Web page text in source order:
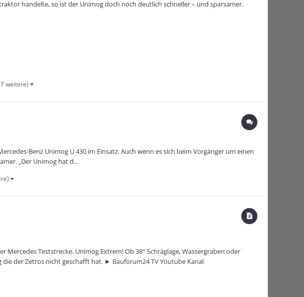
handelte, so ist der Unimog doch noch deutlich schneller – und sparsamer.
weitere)
Benz Unimog U 430 im Einsatz. Auch wenn es sich beim Vorgänger um einen
„Der Unimog hat d...
Mercedes Teststrecke. Unimog Extrem! Ob 38° Schräglage, Wassergraben oder
der Zetros nicht geschafft hat. ► Bauforum24 TV Youtube Kanal